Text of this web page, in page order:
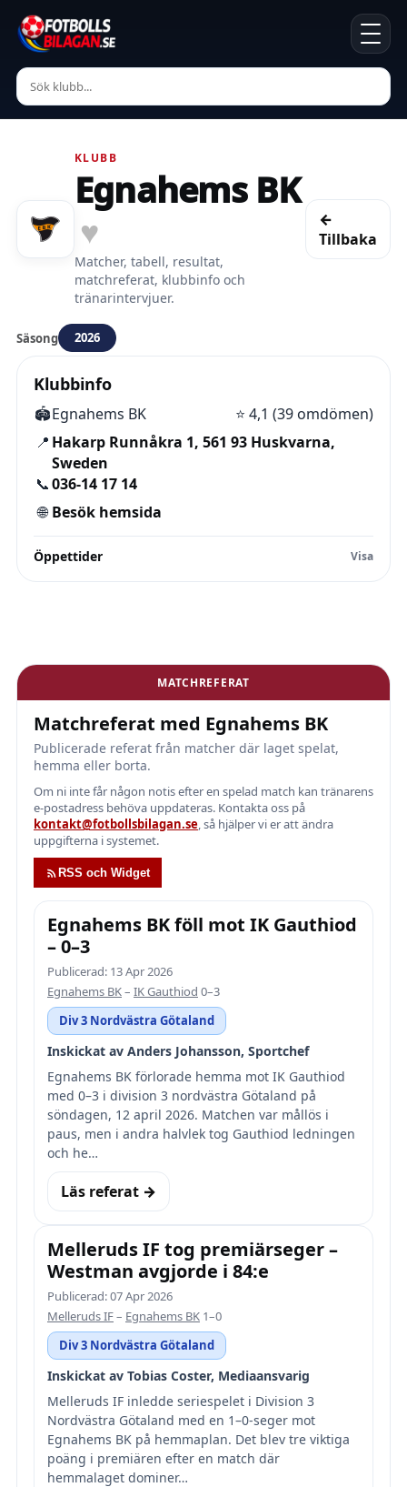
KLUBB
Egnahems BK
♥
Matcher, tabell, resultat,
matchreferat, klubbinfo och
tränarintervjuer.
←
Tillbaka
Säsong 2026
Klubbinfo
🏟️Egnahems BK ⭐ 4,1 (39 omdömen)
📍 Hakarp Runnåkra 1, 561 93 Huskvarna,
Sweden
📞036-14 17 14
🌐 Besök hemsida
Öppettider
MATCHREFERAT
Matchreferat med Egnahems BK
Publicerade referat från matcher där laget spelat,
hemma eller borta.
Om ni inte får någon notis efter en spelad match kan tränarens
e-postadress behöva uppdateras. Kontakta oss på
kontakt@fotbollsbilagan.se, så hjälper vi er att ändra
uppgifterna i systemet.
RSS och Widget
Egnahems BK föll mot IK Gauthiod
– 0–3
Publicerad: 13 Apr 2026
Egnahems BK– IK Gauthiod 0–3
Div 3 Nordvästra Götaland
Inskickat av Anders Johansson, Sportchef
Egnahems BK förlorade hemma mot IK Gauthiod
med 0–3 i division 3 nordvästra Götaland på
söndagen, 12 april 2026. Matchen var mållös i
paus, men i andra halvlek tog Gauthiod ledningen
och he…
Läs referat →
Melleruds IF tog premiärseger –
Westman avgjorde i 84:e
Publicerad: 07 Apr 2026
Melleruds IF– Egnahems BK 1–0
Div 3 Nordvästra Götaland
Inskickat av Tobias Coster, Mediaansvarig
Melleruds IF inledde seriespelet i Division 3
Nordvästra Götaland med en 1–0-seger mot
Egnahems BK på hemmaplan. Det blev tre viktiga
poäng i premiären efter en match där
hemmalaget dominer…